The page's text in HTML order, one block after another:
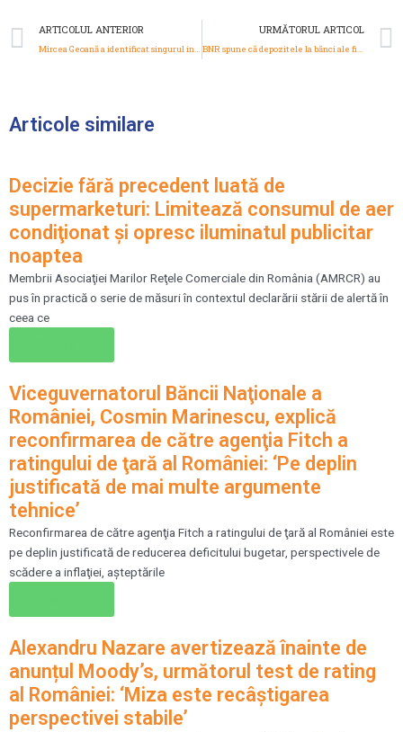
Prev
ARTICOLUL ANTERIOR
Mircea Geoană a identificat singurul instrument în care România poate să joace un rol multiregional de putere: ‘Nu doar în Europa de Sud-Est, dar şi peste Marea Neagră şi în Europa Centrală’
URMĂTORUL ARTICOL
BNR spune că depozitele la bănci ale firmelor şi populaţiei au scăzut
Articole similare
Decizie fără precedent luată de
supermarketuri: Limitează consumul de aer
condiţionat şi opresc iluminatul publicitar
noaptea
Membrii Asociaţiei Marilor Reţele Comerciale din România (AMRCR) au
pus în practică o serie de măsuri în contextul declarării stării de alertă în
ceea ce
Viceguvernatorul Băncii Naţionale a
României, Cosmin Marinescu, explică
reconfirmarea de către agenţia Fitch a
ratingului de ţară al României: ‘Pe deplin
justificată de mai multe argumente
tehnice’
Reconfirmarea de către agenţia Fitch a ratingului de ţară al României este
pe deplin justificată de reducerea deficitului bugetar, perspectivele de
scădere a inflaţiei, aşteptările
Alexandru Nazare avertizează înainte de
anunțul Moody’s, următorul test de rating
al României: ‘Miza este recâştigarea
perspectivei stabile’